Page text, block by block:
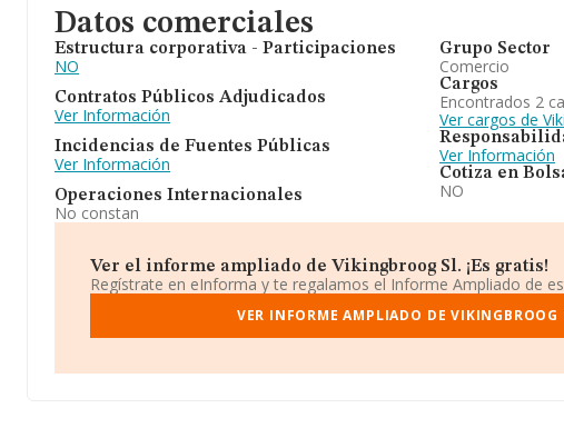
Datos comerciales
Estructura corporativa - Participaciones
NO
Contratos Públicos Adjudicados
Ver Información
Incidencias de Fuentes Públicas
Ver Información
Operaciones Internacionales
No constan
Grupo Sector
Comercio
Cargos
Encontrados 2
Ver cargos de
Ver Información
Cotiza en
NO
Ver el informe ampliado de Vikingbroog Sl. ¡Es gratis!
Regístrate en eInforma y te regalamos el Informe Ampliado de
VER INFORME AMPLIADO DE VIKINGBROOG